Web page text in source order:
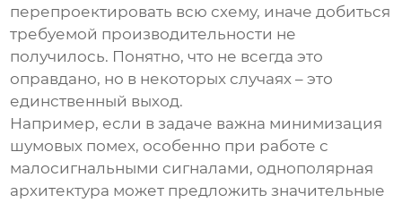
перепроектировать всю схему, иначе добиться
требуемой производительности не
получилось. Понятно, что не всегда это
оправдано, но в некоторых случаях – это
единственный выход.
Например, если в задаче важна минимизация
шумовых помех, особенно при работе с
малосигнальными сигналами, однополярная
архитектура может предложить значительные